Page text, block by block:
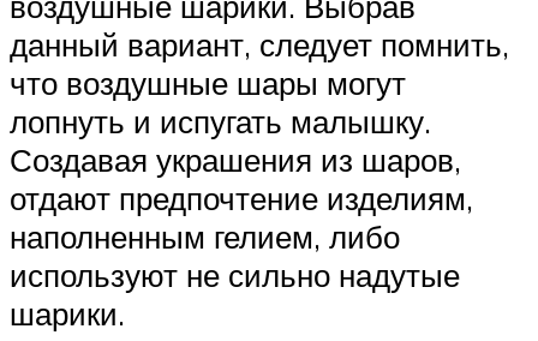
данный вариант, следует помнить,
что воздушные шары могут
лопнуть и испугать малышку.
Создавая украшения из шаров,
отдают предпочтение изделиям,
наполненным гелием, либо
используют не сильно надутые
шарики.